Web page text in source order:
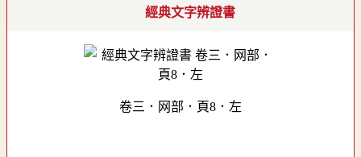
經典文字辨證書
卷三．网部．頁8．左